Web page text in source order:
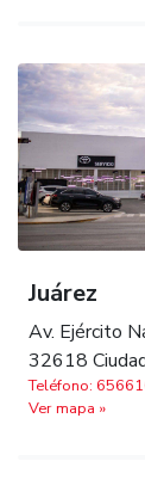
Juárez
Av. Ejército
32618
Teléfono:
Ver mapa »